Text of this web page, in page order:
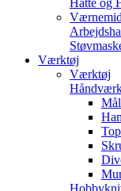
Hatte og
Værktøj
Værktøj